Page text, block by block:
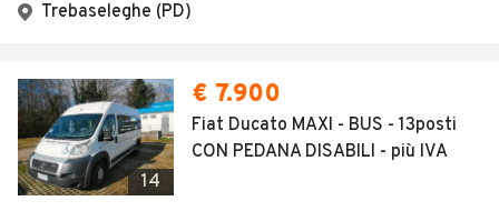
Trebaseleghe (PD)
14
€ 7.900
Fiat Ducato MAXI - BUS - 13posti
CON PEDANA DISABILI - più IVA